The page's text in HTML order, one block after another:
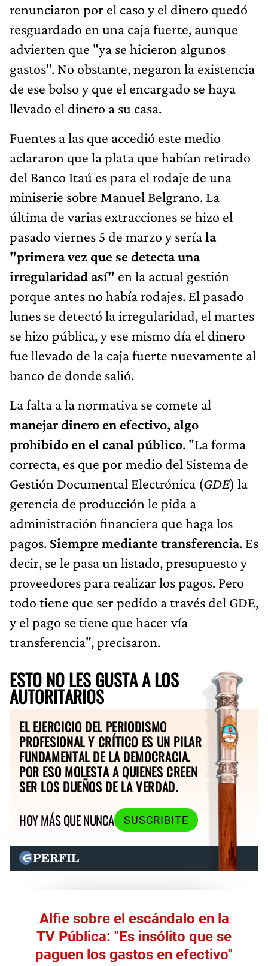
renunciaron por el caso y el dinero quedó
resguardado en una caja fuerte, aunque
advierten que "ya se hicieron algunos
gastos". No obstante, negaron la existencia
de ese bolso y que el encargado se haya
llevado el dinero a su casa.
Fuentes a las que accedió este medio
aclararon que la plata que habían retirado
del Banco Itaú es para el rodaje de una
miniserie sobre Manuel Belgrano. La
última de varias extracciones se hizo el
pasado viernes 5 de marzo y seríala
"primera vez que se detecta una
irregularidad así" en la actual gestión
porque antes no había rodajes. El pasado
lunes se detectó la irregularidad, el martes
se hizo pública, y ese mismo día el dinero
fue llevado de la caja fuerte nuevamente al
banco de donde salió.
La falta a la normativa se comete al
manejar dinero en efectivo, algo
prohibido en el canal público. "La forma
correcta, es que por medio del Sistema de
Gestión Documental Electrónica (GDE) la
gerencia de producción le pida a
administración financiera que haga los
pagos. Siempre mediante transferencia. Es
decir, se le pasa un listado, presupuesto y
proveedores para realizar los pagos. Pero
todo tiene que ser pedido a través del GDE,
y el pago se tiene que hacer vía
transferencia", precisaron.
ESTO NO LES GUSTA A LOS
AUTORITARIOS
EL EJERCICIO DEL PERIODISMO
PROFESIONAL Y CRÍTICO ES UN PILAR
FUNDAMENTAL DE LA DEMOCRACIA.
POR ESO MOLESTA A QUIENES CREEN
SER LOS DUEÑOS DE LA VERDAD.
HOY MÁS QUE NUNCA
SUSCRIBITE
Alfie sobre el escándalo en la
TV Pública: "Es insólito que se
paguen los gastos en efectivo"